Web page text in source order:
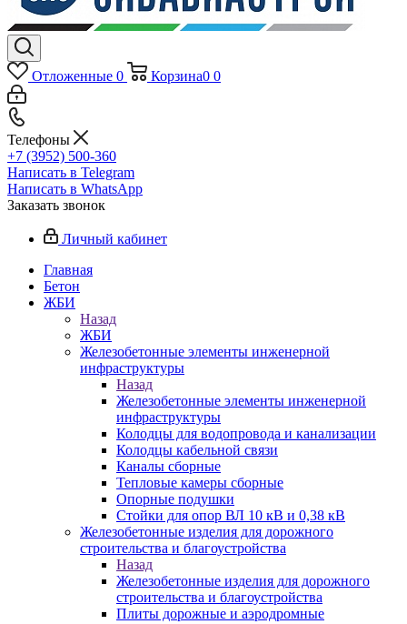
Отложенные 0 Корзина0 0
Телефоны
+7 (3952) 500-360
Написать в Telegram
Написать в WhatsApp
Заказать звонок
Личный кабинет
Главная
Бетон
ЖБИ
Назад
ЖБИ
Железобетонные элементы инженерной
инфраструктуры
Назад
Железобетонные элементы инженерной
инфраструктуры
Колодцы для водопровода и канализации
Колодцы кабельной связи
Каналы сборные
Тепловые камеры сборные
Опорные подушки
Стойки для опор ВЛ 10 кВ и 0,38 кВ
Железобетонные изделия для дорожного
строительства и благоустройства
Назад
Железобетонные изделия для дорожного
строительства и благоустройства
Плиты дорожные и аэродромные